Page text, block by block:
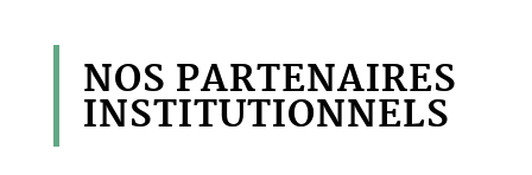
NOS PARTENAIRES
INSTITUTIONNELS